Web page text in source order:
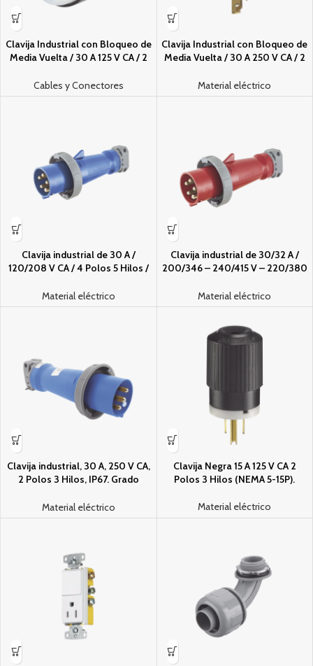
Clavija Industrial con Bloqueo de
Media Vuelta / 30 A 125 V CA / 2
Negro / Nema L5-30P.
Cables y Conectores
Clavija Industrial con Bloqueo de
Media Vuelta / 30 A 250 V CA / 2
Negro / Nema L6-30P.
Material eléctrico
Clavija industrial de 30 A /
120/208 V CA / 4 Polos 5 Hilos /
Material eléctrico
Clavija industrial de 30/32 A /
200/346 – 240/415 V – 220/380
IP69 y 4X.
Material eléctrico
Clavija industrial, 30 A, 250 V CA,
2 Polos 3 Hilos, IP67. Grado
Material eléctrico
Clavija Negra 15 A 125 V CA 2
Polos 3 Hilos (NEMA 5-15P).
Material eléctrico